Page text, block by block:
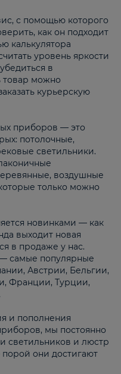
с помощью которого
как он подходит
калькулятора
уровень яркости
в
товар можно
курьерскую
приборов — это
потолочные,
светильники.
воздушные
только можно
новинками — как
выходит новая
в продаже у нас.
самые популярные
Австрии, Бельгии,
Франции, Турции,
и пополнения
мы постоянно
светильников и люстр
они достигают